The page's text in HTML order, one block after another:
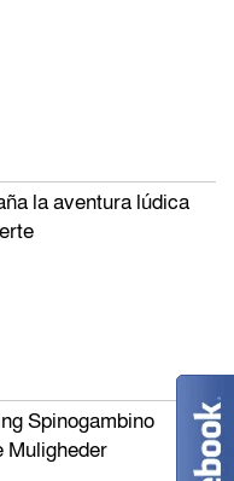
la aventura lúdica
Spinogambino
Muligheder